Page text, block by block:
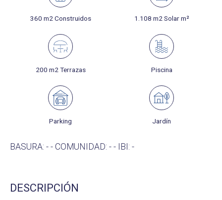
360 m2 Construidos 1.108 m2 Solar m²
200 m2 Terrazas Piscina
Parking Jardín
BASURA: - - COMUNIDAD: - - IBI: -
DESCRIPCIÓN